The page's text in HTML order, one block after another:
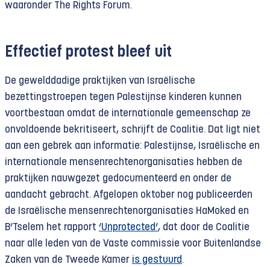
waaronder The Rights Forum.
Effectief protest bleef uit
De gewelddadige praktijken van Israëlische
bezettingstroepen tegen Palestijnse kinderen kunnen
voortbestaan omdat de internationale gemeenschap ze
onvoldoende bekritiseert, schrijft de Coalitie. Dat ligt niet
aan een gebrek aan informatie: Palestijnse, Israëlische en
internationale mensenrechtenorganisaties hebben de
praktijken nauwgezet gedocumenteerd en onder de
aandacht gebracht. Afgelopen oktober nog publiceerden
de Israëlische mensenrechtenorganisaties HaMoked en
B’Tselem het rapport ‘Unprotected’, dat door de Coalitie
naar alle leden van de Vaste commissie voor Buitenlandse
Zaken van de Tweede Kamer is gestuurd.